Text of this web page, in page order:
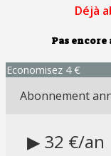
Déjà
Pas
Economisez 4 €
Abonnement
▶ 32 €/an